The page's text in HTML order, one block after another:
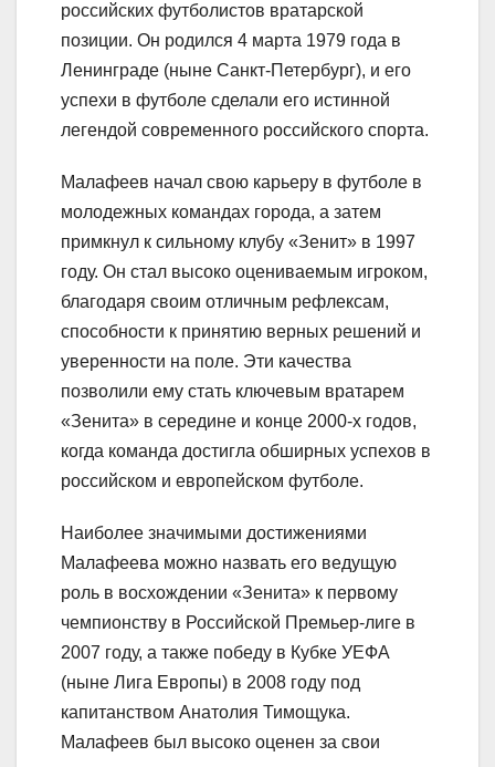
российских футболистов вратарской
позиции. Он родился 4 марта 1979 года в
Ленинграде (ныне Санкт-Петербург), и его
успехи в футболе сделали его истинной
легендой современного российского спорта.
Малафеев начал свою карьеру в футболе в
молодежных командах города, а затем
примкнул к сильному клубу «Зенит» в 1997
году. Он стал высоко оцениваемым игроком,
благодаря своим отличным рефлексам,
способности к принятию верных решений и
уверенности на поле. Эти качества
позволили ему стать ключевым вратарем
«Зенита» в середине и конце 2000-х годов,
когда команда достигла обширных успехов в
российском и европейском футболе.
Наиболее значимыми достижениями
Малафеева можно назвать его ведущую
роль в восхождении «Зенита» к первому
чемпионству в Российской Премьер-лиге в
2007 году, а также победу в Кубке УЕФА
(ныне Лига Европы) в 2008 году под
капитанством Анатолия Тимощука.
Малафеев был высоко оценен за свои